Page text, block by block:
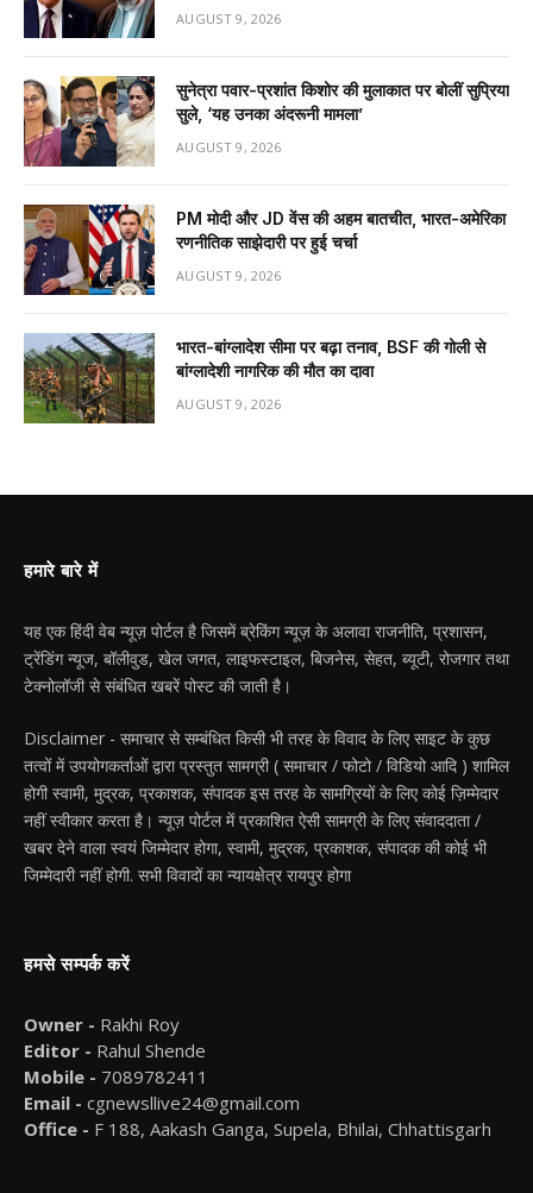
AUGUST 9, 2026
सुनेत्रा पवार-प्रशांत किशोर की मुलाकात पर बोलीं सुप्रिया
सुले, ‘यह उनका अंदरूनी मामला’
AUGUST 9, 2026
PM मोदी और JD वेंस की अहम बातचीत, भारत-अमेरिका
रणनीतिक साझेदारी पर हुई चर्चा
AUGUST 9, 2026
भारत-बांग्लादेश सीमा पर बढ़ा तनाव, BSF की गोली से
बांग्लादेशी नागरिक की मौत का दावा
AUGUST 9, 2026
हमारे बारे में
यह एक हिंदी वेब न्यूज़ पोर्टल है जिसमें ब्रेकिंग न्यूज़ के अलावा राजनीति, प्रशासन,
ट्रेंडिंग न्यूज, बॉलीवुड, खेल जगत, लाइफस्टाइल, बिजनेस, सेहत, ब्यूटी, रोजगार तथा
टेक्नोलॉजी से संबंधित खबरें पोस्ट की जाती है।
Disclaimer - समाचार से सम्बंधित किसी भी तरह के विवाद के लिए साइट के कुछ
तत्वों में उपयोगकर्ताओं द्वारा प्रस्तुत सामग्री ( समाचार / फोटो / विडियो आदि ) शामिल
होगी स्वामी, मुद्रक, प्रकाशक, संपादक इस तरह के सामग्रियों के लिए कोई ज़िम्मेदार
नहीं स्वीकार करता है। न्यूज़ पोर्टल में प्रकाशित ऐसी सामग्री के लिए संवाददाता /
खबर देने वाला स्वयं जिम्मेदार होगा, स्वामी, मुद्रक, प्रकाशक, संपादक की कोई भी
जिम्मेदारी नहीं होगी. सभी विवादों का न्यायक्षेत्र रायपुर होगा
हमसे सम्पर्क करें
Owner - Rakhi Roy
Editor - Rahul Shende
Mobile - 7089782411
Email - cgnewsllive24@gmail.com
Office - F 188, Aakash Ganga, Supela, Bhilai, Chhattisgarh